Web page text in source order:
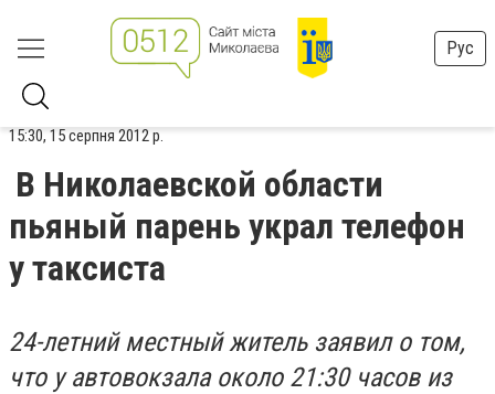
Рус
15:30, 15 серпня 2012 р.
В Николаевской области
пьяный парень украл телефон
у таксиста
24-летний местный житель заявил о том,
что у автовокзала около 21:30 часов из